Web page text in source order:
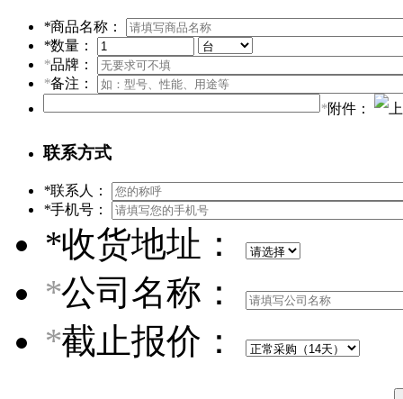
*商品名称：
*数量：
*品牌：
*备注：
*附件：
联系方式
*联系人：
*手机号：
*收货地址：
*公司名称：
*截止报价：